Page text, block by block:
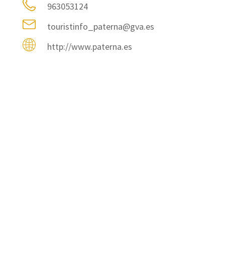
963053124
touristinfo_paterna@gva.es
http://www.paterna.es